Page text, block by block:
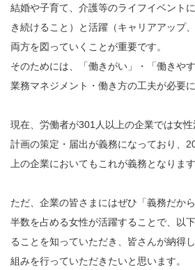
結婚や子育て、介護等のライフイベント
き続けること）と活躍（キャリアアップ
両方を図っていくことが重要です。
そのためには、「働きがい」・「働きや
業務マネジメント・働き方の工夫が必要に
現在、労働者が301人以上の企業では女
計画の策定・届出が義務になっており、
上の企業においてもこれが義務となります
ただ、企業の皆さまにはぜひ「義務だか
半数を占める女性が活躍することで、以
ることを知っていただき、皆さんが納得
組みを行っていただきたいと思います。